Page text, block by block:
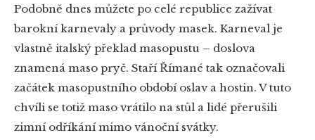
Podobně dnes můžete po celé republice zažívat
barokní karnevaly a průvody masek. Karneval je
vlastně italský překlad masopustu – doslova
znamená maso pryč. Staří Římané tak označovali
začátek masopustního období oslav a hostin. V tuto
chvíli se totiž maso vrátilo na stůl a lidé přerušili
zimní odříkání mimo vánoční svátky.